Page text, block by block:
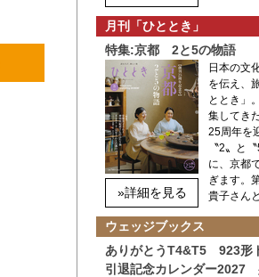
月刊「ひととき」
特集:京都 2と5の物語
»詳細を見る
日本の文
を伝え、
ととき」
集してき
25周年を
〝2〟と
に、京都
ぎます。
貴子さん
ウェッジブックス
ありがとうT4&T5 923形
引退記念カレンダー2027